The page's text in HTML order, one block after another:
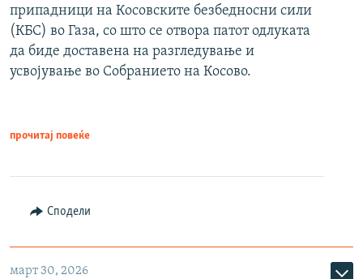
припадници на Косовските безбедносни сили
(КБС) во Газа, со што се отвора патот одлуката
да биде доставена на разгледување и
усвојување во Собранието на Косово.
прочитај повеќе
Сподели
март 30, 2026